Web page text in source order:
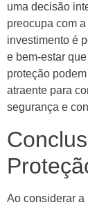
uma decisão
preocupa com
investimento é
e bem-estar
proteção
atraente para
segurança e
Ao considerar a